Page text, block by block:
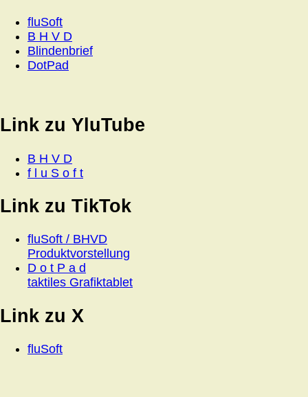
fluSoft
B H V D
Blindenbrief
DotPad
Link zu YluTube
B H V D
f l u S o f t
Link zu TikTok
fluSoft / BHVD
Produktvorstellung
D o t P a d
taktiles Grafiktablet
Link zu X
fluSoft